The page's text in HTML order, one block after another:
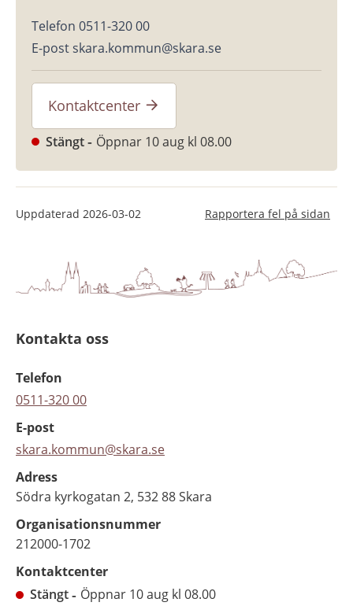
Telefon 0511-320 00
E-post skara.kommun@skara.se
Kontaktcenter
Stängt Öppnar 10 aug kl 08.00
Uppdaterad 2026-03-02 Rapportera fel på sidan
Kontakta oss
Telefon
0511-320 00
E-post
skara.kommun@skara.se
Adress
Södra kyrkogatan 2, 532 88 Skara
Organisationsnummer
212000-1702
Kontaktcenter
Stängt
Öppnar 10 aug kl 08.00